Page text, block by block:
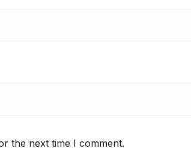
the next time I comment.